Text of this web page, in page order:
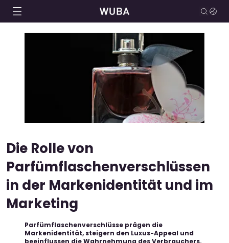
Die Rolle von
Parfümflaschenverschlüssen
in der Markenidentität und im
Marketing
Parfümflaschenverschlüsse prägen die
Markenidentität, steigern den Luxus-Appeal und
beeinflussen die Wahrnehmung des Verbrauchers.